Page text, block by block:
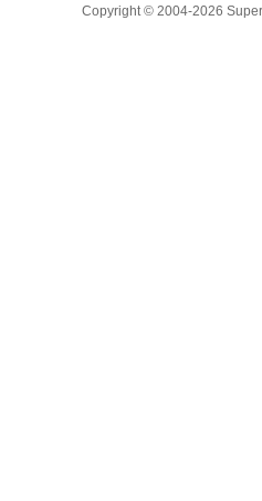
Copyright © 2004-2026